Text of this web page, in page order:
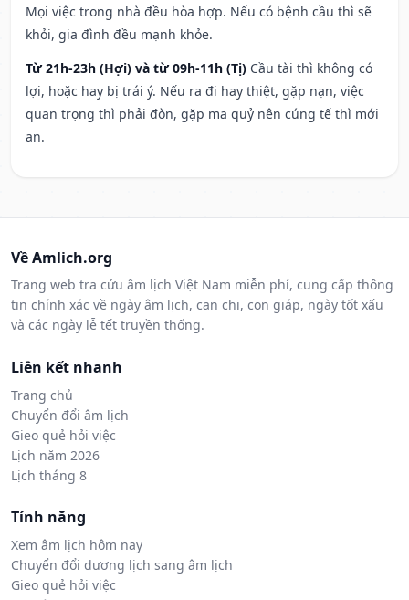
Mọi việc trong nhà đều hòa hợp. Nếu có bệnh cầu thì sẽ
khỏi, gia đình đều mạnh khỏe.
Từ 21h-23h (Hợi) và từ 09h-11h (Tị) Cầu tài thì không có
lợi, hoặc hay bị trái ý. Nếu ra đi hay thiệt, gặp nạn, việc
quan trọng thì phải đòn, gặp ma quỷ nên cúng tế thì mới
an.
Về Amlich.org
Trang web tra cứu âm lịch Việt Nam miễn phí, cung cấp thông
tin chính xác về ngày âm lịch, can chi, con giáp, ngày tốt xấu
và các ngày lễ tết truyền thống.
Liên kết nhanh
Trang chủ
Chuyển đổi âm lịch
Gieo quẻ hỏi việc
Lịch năm 2026
Lịch tháng 8
Tính năng
Xem âm lịch hôm nay
Chuyển đổi dương lịch sang âm lịch
Gieo quẻ hỏi việc